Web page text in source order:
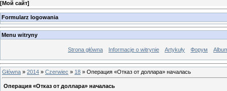
[Мой сайт]
Formularz logowania
Menu witryny
Strona główna Informacje o witrynie Artykuły Форум
Główna » 2014 » Czerwiec » 18 » Операция «Отказ от доллара» началась
Операция «Отказ от доллара» началась